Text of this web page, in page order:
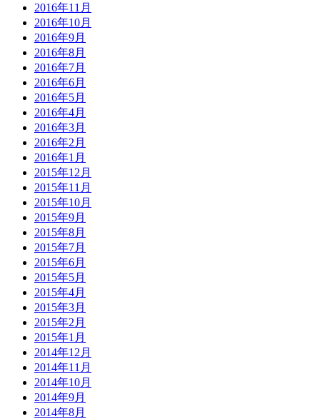
2016年11月
2016年10月
2016年9月
2016年8月
2016年7月
2016年6月
2016年5月
2016年4月
2016年3月
2016年2月
2016年1月
2015年12月
2015年11月
2015年10月
2015年9月
2015年8月
2015年7月
2015年6月
2015年5月
2015年4月
2015年3月
2015年2月
2015年1月
2014年12月
2014年11月
2014年10月
2014年9月
2014年8月